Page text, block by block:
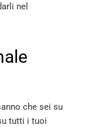
nel
che sei su
tutti i tuoi